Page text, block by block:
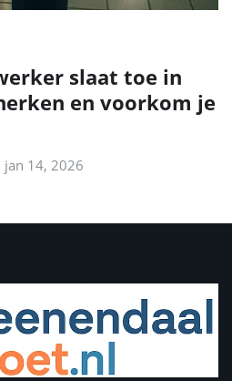
slaat toe in
en voorkom je
jan 14, 2026